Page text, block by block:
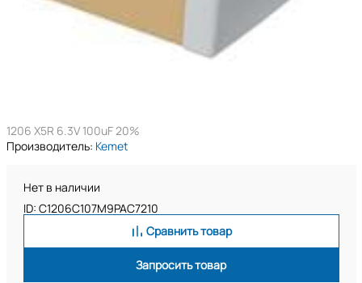
1206 X5R 6.3V 100uF 20%
Производитель: Kemet
Нет в наличии
ID: C1206C107M9PAC7210
Сравнить товар
Запросить товар